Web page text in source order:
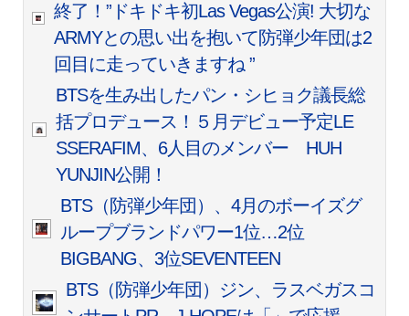
終了！”ドキドキ初Las Vegas公演! 大切な
ARMYとの思い出を抱いて防弾少年団は2
回目に走っていきますね ”
BTSを生み出したパン・シヒョク議長総
括プロデュース！５月デビュー予定LE
SSERAFIM、6人目のメンバー HUH
YUNJIN公開！
BTS（防弾少年団）、4月のボーイズグ
ループブランドパワー1位…2位
BIGBANG、3位SEVENTEEN
BTS（防弾少年団）ジン、ラスベガスコ